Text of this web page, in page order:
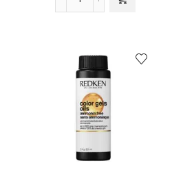
1NA
For
Men
-
Color
Camo
-
60ML
aantal